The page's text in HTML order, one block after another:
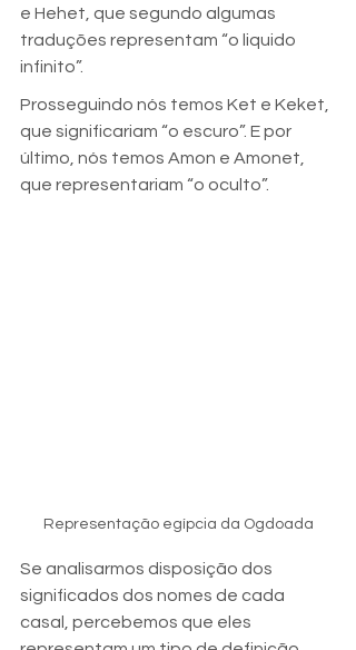
e Hehet, que segundo algumas
traduções representam “o liquido
infinito”.
Prosseguindo nós temos Ket e Keket,
que significariam “o escuro”. E por
último, nós temos Amon e Amonet,
que representariam “o oculto”.
Representação egípcia da Ogdoada
Se analisarmos disposição dos
significados dos nomes de cada
casal, percebemos que eles